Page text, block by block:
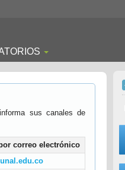
sus canales de
correo electrónico